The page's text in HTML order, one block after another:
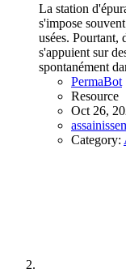
La station
s'impose
usées. Pourtant,
s'appuient sur
spontanément
PermaBot
Resource
Oct 26,
Category: